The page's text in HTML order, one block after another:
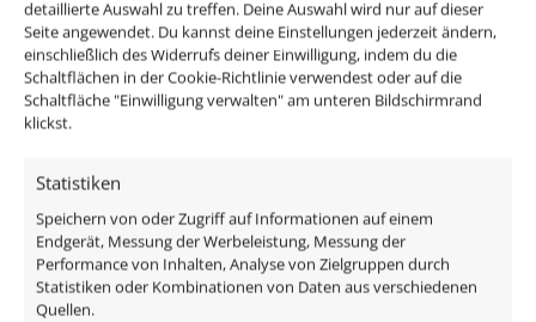
detaillierte Auswahl zu treffen. Deine Auswahl wird nur auf dieser
Seite angewendet. Du kannst deine Einstellungen jederzeit ändern,
einschließlich des Widerrufs deiner Einwilligung, indem du die
Schaltflächen in der Cookie-Richtlinie verwendest oder auf die
Schaltfläche "Einwilligung verwalten" am unteren Bildschirmrand
klickst.
Statistiken
Speichern von oder Zugriff auf Informationen auf einem
Endgerät, Messung der Werbeleistung, Messung der
Performance von Inhalten, Analyse von Zielgruppen durch
Statistiken oder Kombinationen von Daten aus verschiedenen
Quellen.
unschönen Verschraubung an der Decke befestigt. Bei
uns wird ein ebenfalls CNC-gefrästes Feingewinde an
der Decke befestigt, so das der Aufbaustrahler dann
nur noch draufgeschraubt werden muss.
DALI Dimmaktor
Funkdimmer
Zigbee / Philips Hue